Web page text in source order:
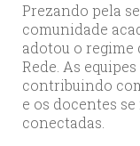
Prezando pela
comunidade
adotou o regime
Rede. As
contribuindo
e os docentes
conectadas.